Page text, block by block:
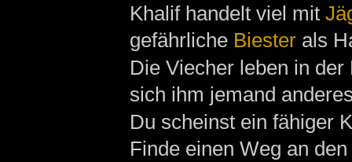
Khalif handelt viel mit
gefährliche Biesterals
Die Viecher leben in
sich ihm jemand
Du scheinst ein fähiger
Finde einen Weg an den